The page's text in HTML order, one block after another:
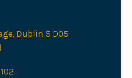
Dublin 5 D05